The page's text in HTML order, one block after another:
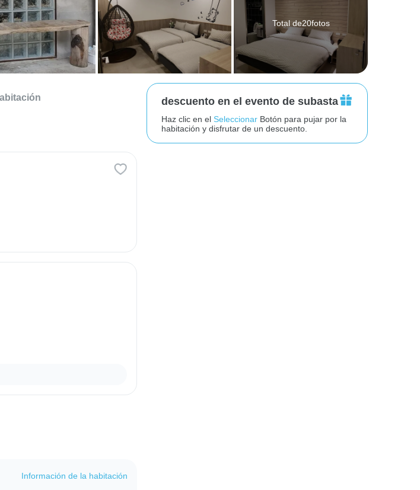
Total de20fotos
Información de la habitación
descuento en el evento de subasta
Haz clic en elSeleccionar Botón para pujar por la
habitación y disfrutar de un descuento.